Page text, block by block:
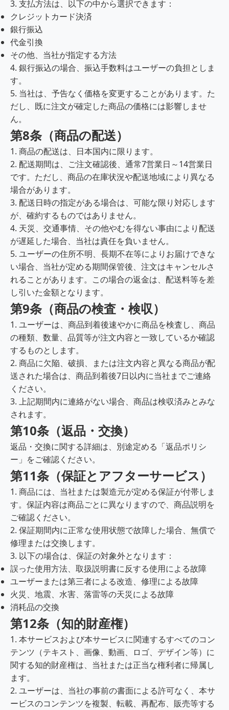
3. 支払方法は、以下の中から選択できます：
クレジットカード決済
銀行振込
代金引換
その他、当社が指定する方法
4. 銀行振込の場合、振込手数料はユーザーの負担としま
す。
5. 当社は、予告なく価格を変更することがあります。た
だし、既に注文が確定した商品の価格には影響しませ
ん。
第8条（商品の配送）
1. 商品の配送は、日本国内に限ります。
2. 配送期間は、ご注文確認後、通常7営業日～14営業日
です。ただし、商品の在庫状況や配送地域により異なる
場合があります。
3. 配送日時の指定がある場合は、可能な限り対応します
が、確約するものではありません。
4. 天災、交通事情、その他やむを得ない事由により配送
が遅延した場合、当社は責任を負いません。
5. ユーザーの住所不明、長期不在等によりお届けできな
い場合、当社が定める期間保管後、注文はキャンセルさ
れることがあります。この場合の返金は、配送料等を差
し引いた金額となります。
第9条（商品の検査・検収）
1. ユーザーは、商品到着後速やかに商品を検査し、商品
の種類、数量、品質等が注文内容と一致しているか確認
するものとします。
2. 商品に欠陥、破損、または注文内容と異なる商品が配
送された場合は、商品到着後7日以内に当社までご連絡
ください。
3. 上記期間内に連絡がない場合、商品は検収済みとみな
されます。
第10条（返品・交換）
返品・交換に関する詳細は、別途定める「返品ポリシ
ー」をご確認ください。
第11条（保証とアフターサービス）
1. 商品には、当社または製造元が定める保証が付帯しま
す。保証内容は商品ごとに異なりますので、商品説明を
ご確認ください。
2. 保証期間内に正常な使用状態で故障した場合、無償で
修理または交換します。
3. 以下の場合は、保証の対象外となります：
誤った使用方法、取扱説明書に反する使用による故障
ユーザーまたは第三者による改造、修理による故障
火災、地震、水害、落雷等の天災による故障
消耗品の交換
第12条（知的財産権）
1. 本サービスおよび本サービスに関連するすべてのコン
テンツ（テキスト、画像、動画、ロゴ、デザイン等）に
関する知的財産権は、当社または正当な権利者に帰属し
ます。
2. ユーザーは、当社の事前の書面による許可なく、本サ
ービスのコンテンツを複製、転載、再配布、販売等する